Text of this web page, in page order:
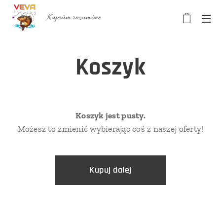
Kaprům rozumíme
Koszyk
Koszyk jest pusty.
Możesz to zmienić wybierając coś z naszej oferty!
Kupuj dalej